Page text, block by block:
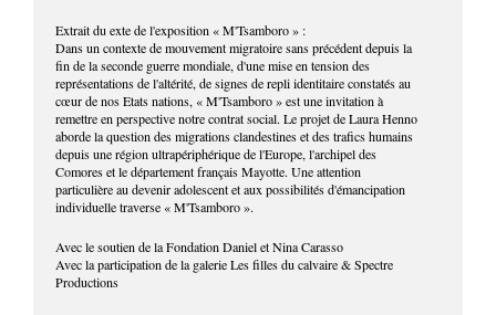
Extrait du exte de l'exposition « M'Tsamboro » :
Dans un contexte de mouvement migratoire sans précédent depuis la
fin de la seconde guerre mondiale, d'une mise en tension des
représentations de l'altérité, de signes de repli identitaire constatés au
cœur de nos Etats nations, « M'Tsamboro » est une invitation à
remettre en perspective notre contrat social. Le projet de Laura Henno
aborde la question des migrations clandestines et des trafics humains
depuis une région ultrapériphérique de l'Europe, l'archipel des
Comores et le département français Mayotte. Une attention
particulière au devenir adolescent et aux possibilités d'émancipation
individuelle traverse « M'Tsamboro ».
Avec le soutien de la Fondation Daniel et Nina Carasso
Avec la participation de la galerie Les filles du calvaire & Spectre
Productions